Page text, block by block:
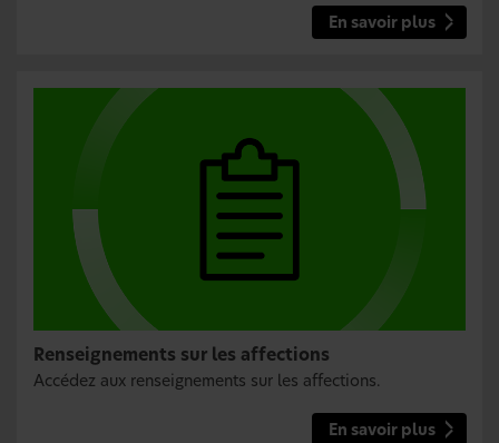
En savoir plus
Renseignements sur les affections
Accédez aux renseignements sur les affections.
En savoir plus